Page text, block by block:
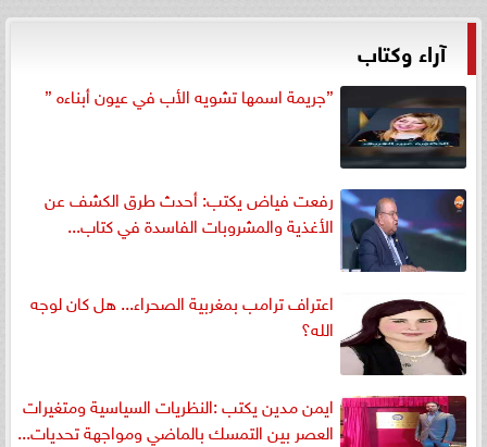
آراء وكتاب
”جريمة اسمها تشويه الأب في عيون أبناءه ”
رفعت فياض يكتب: أحدث طرق الكشف عن
الأغذية والمشروبات الفاسدة في كتاب...
اعتراف ترامب بمغربية الصحراء... هل كان لوجه
الله؟
ايمن مدين يكتب :النظريات السياسية ومتغيرات
العصر بين التمسك بالماضي ومواجهة تحديات...